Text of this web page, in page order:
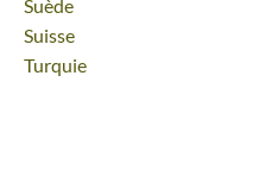
Voyage
Suède
Voyage
Suisse
Voyage
Turquie